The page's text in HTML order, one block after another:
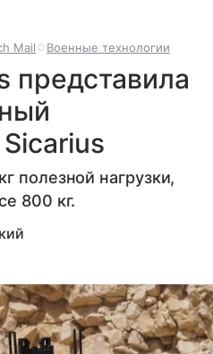
Mail Военные технологии
представила
полезной нагрузки,
800 кг.